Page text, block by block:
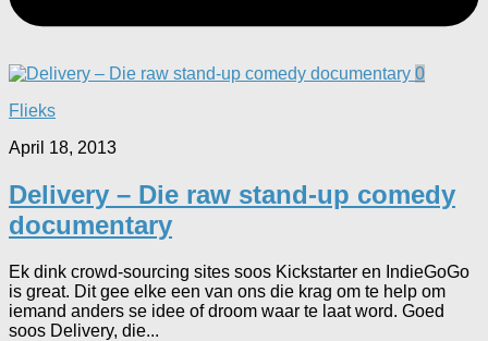
0
Flieks
April 18, 2013
Delivery – Die raw stand-up comedy
documentary
Ek dink crowd-sourcing sites soos Kickstarter en IndieGoGo
is great. Dit gee elke een van ons die krag om te help om
iemand anders se idee of droom waar te laat word. Goed
soos Delivery, die...